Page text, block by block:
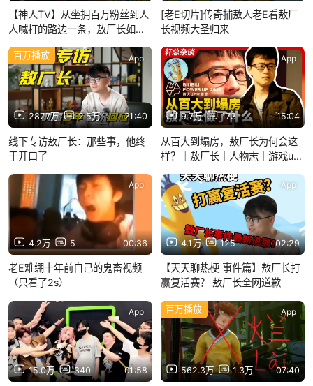
【神人TV】从坐拥百万粉丝到人
人喊打的路边一条，敖厂长如何
[老E切片]传奇捕敖人老E看敖厂
长视频大圣归来
287.7万 2.5万 21:40
百万播放 App
线下专访敖厂长：那些事，他终
于开口了
9.7万 173 15:04
App
从百大到塌房，敖厂长为何会这
样？｜敖厂长｜人物志｜游戏up
4.2万 5 00:36
App
老E难绷十年前自己的鬼畜视频
（只看了2s）
4.1万 125 02:29
App
【天天聊热梗 事件篇】敖厂长打
赢复活赛？ 敖厂长全网道歉
15.0万 340 01:58
App
562.3万 1.3万 07:40
百万播放 App